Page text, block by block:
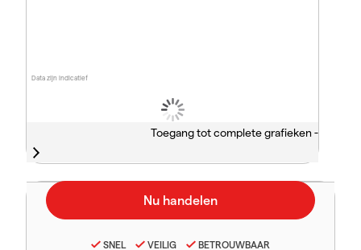
Data zijn indicatief
Toegang tot complete grafieken -
SNEL VEILIG BETROUWBAAR